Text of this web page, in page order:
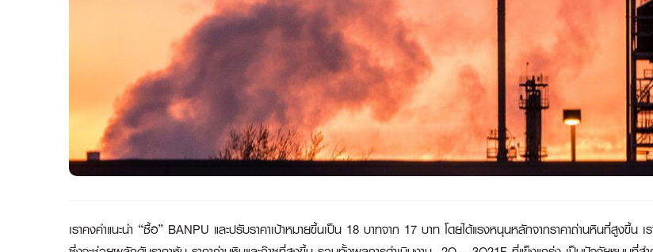
เราคงคำแนะนำ “ซื้อ” BANPU และปรับราคาเป้าหมายขึ้นเป็น 18 บาทจาก 17 บาท โดยได้แรงหนุนหลักจากราคาถ่านหินที่สูงขึ้น